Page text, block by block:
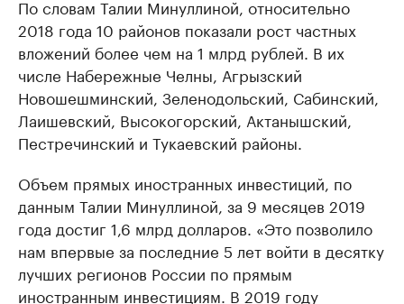
По словам Талии Минуллиной, относительно
2018 года 10 районов показали рост частных
вложений более чем на 1 млрд рублей. В их
числе Набережные Челны, Агрызский
Новошешминский, Зеленодольский, Сабинский,
Лаишевский, Высокогорский, Актанышский,
Пестречинский и Тукаевский районы.
Объем прямых иностранных инвестиций, по
данным Талии Минуллиной, за 9 месяцев 2019
года достиг 1,6 млрд долларов. «Это позволило
нам впервые за последние 5 лет войти в десятку
лучших регионов России по прямым
иностранным инвестициям. В 2019 году